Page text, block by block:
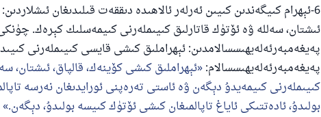
6-ئېھرام كىيگەندىن كىيىن ئەرلەر ئالاھىدە دىققەت قىلىدىغان
ئىشتان، سەللە ۋە ئۆتۈك قاتارلىق كىيىملەرنى كىيمەسلىك كېرەك.
پەيغەمبەرئەلەيھىسسالامدىن: ئېھراملىق كىشى قايسى كىيىملەرنى
پەيغەمبەرئەلەيھىسسالام: ئېھراملىق كىشى كۆينەك، قالپاق، ئىشتان،
كىيىملەرنى كىيمەيدۇ دېگەن ۋە ئاستى تەرەپنى ئورايدىغان نەرسە
بولىدۇ، ئادەتتىكى ئاياغ تاپالمىغان كىشى ئۆتۈك كىيسە بولىدۇ، دېگەن.
110845 - نومۇرلۇق سوئالنىڭ
ساقلاپ قالدى
ئۇممەتكە جاۋاپ بېرىشىمىزگە ياردەم